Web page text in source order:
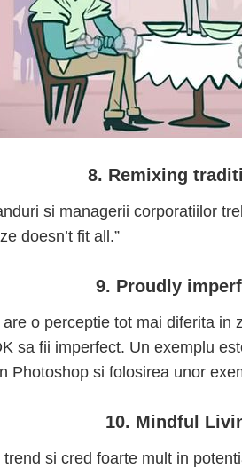
8. Remixing
si managerii corporatiilor
doesn’t fit all.”
9. Proudly
o perceptie tot mai diferita in
sa fii imperfect. Un exemplu
Photoshop si folosirea unor
10. Mindful
si cred foarte mult in